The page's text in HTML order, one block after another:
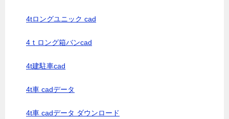
4tロングユニック cad
4ｔロング箱バンcad
4t建駐車cad
4t車 cadデータ
4t車 cadデータ ダウンロード